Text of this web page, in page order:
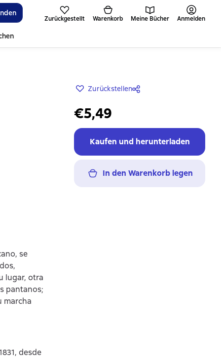
Zurückgestellt Warenkorb Meine Bücher Anmelden
Zurückstellen
€5,49
Kaufen und herunterladen
In den Warenkorb legen
se
lugar, otra
pantanos;
marcha
desde